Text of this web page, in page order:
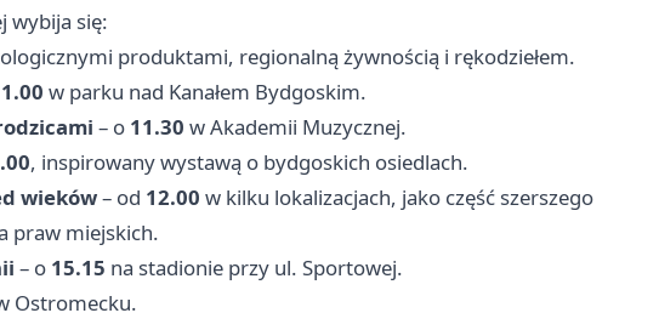
wybija się:
produktami, regionalną żywnością i rękodziełem.
w parku nad Kanałem Bydgoskim.
– o 11.30 w Akademii Muzycznej.
, inspirowany wystawą o bydgoskich osiedlach.
wieków– od 12.00 w kilku lokalizacjach, jako część szerszego
praw miejskich.
– o 15.15 na stadionie przy ul. Sportowej.
Ostromecku.